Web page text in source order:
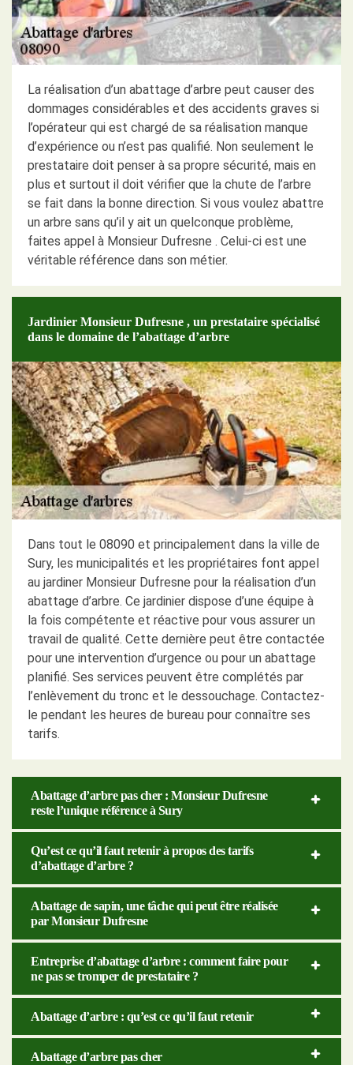
La réalisation d’un abattage d’arbre peut causer des
dommages considérables et des accidents graves si
l’opérateur qui est chargé de sa réalisation manque
d’expérience ou n’est pas qualifié. Non seulement le
prestataire doit penser à sa propre sécurité, mais en
plus et surtout il doit vérifier que la chute de l’arbre
se fait dans la bonne direction. Si vous voulez abattre
un arbre sans qu’il y ait un quelconque problème,
faites appel à Monsieur Dufresne . Celui-ci est une
véritable référence dans son métier.
Jardinier Monsieur Dufresne , un prestataire spécialisé
dans le domaine de l’abattage d’arbre
Dans tout le 08090 et principalement dans la ville de
Sury, les municipalités et les propriétaires font appel
au jardiner Monsieur Dufresne pour la réalisation d’un
abattage d’arbre. Ce jardinier dispose d’une équipe à
la fois compétente et réactive pour vous assurer un
travail de qualité. Cette dernière peut être contactée
pour une intervention d’urgence ou pour un abattage
planifié. Ses services peuvent être complétés par
l’enlèvement du tronc et le dessouchage. Contactez-
le pendant les heures de bureau pour connaître ses
tarifs.
Abattage d’arbre pas cher : Monsieur Dufresne
reste l’unique référence à Sury
Qu’est ce qu’il faut retenir à propos des tarifs
d’abattage d’arbre ?
Abattage de sapin, une tâche qui peut être réalisée
par Monsieur Dufresne
Entreprise d’abattage d’arbre : comment faire pour
ne pas se tromper de prestataire ?
Abattage d’arbre : qu’est ce qu’il faut retenir
Abattage d’arbre pas cher